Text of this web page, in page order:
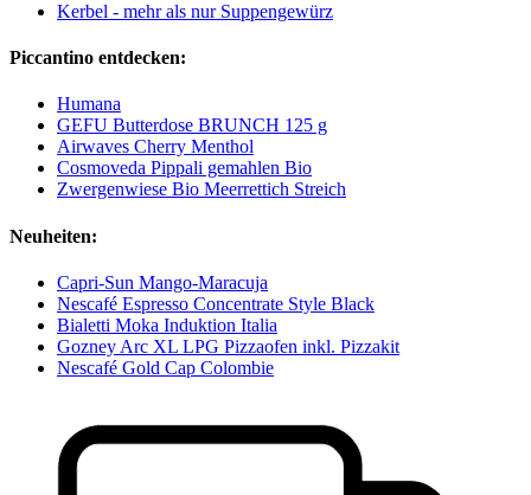
Kerbel - mehr als nur Suppengewürz
Piccantino entdecken:
Humana
GEFU Butterdose BRUNCH 125 g
Airwaves Cherry Menthol
Cosmoveda Pippali gemahlen Bio
Zwergenwiese Bio Meerrettich Streich
Neuheiten:
Capri-Sun Mango-Maracuja
Nescafé Espresso Concentrate Style Black
Bialetti Moka Induktion Italia
Gozney Arc XL LPG Pizzaofen inkl. Pizzakit
Nescafé Gold Cap Colombie